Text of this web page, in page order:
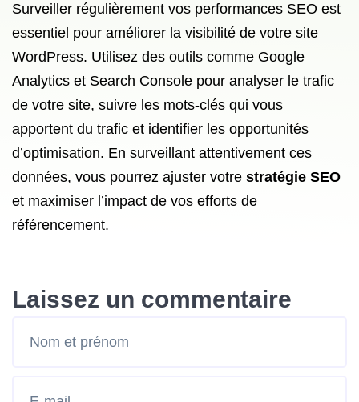
Surveiller régulièrement vos performances SEO est
essentiel pour améliorer la visibilité de votre site
WordPress. Utilisez des outils comme Google
Analytics et Search Console pour analyser le trafic
de votre site, suivre les mots-clés qui vous
apportent du trafic et identifier les opportunités
d’optimisation. En surveillant attentivement ces
données, vous pourrez ajuster votre stratégie SEO
et maximiser l’impact de vos efforts de
référencement.
Laissez un commentaire